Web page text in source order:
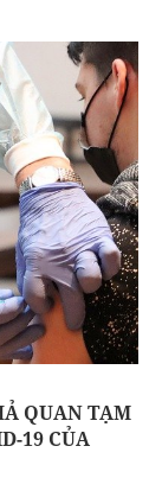
QUAN TẠM
19 CỦA